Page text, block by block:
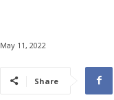
May 11, 2022
Share